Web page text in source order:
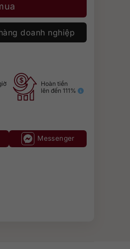
doanh nghiệp
Hoàn tiền
lên đến 111%
Messenger